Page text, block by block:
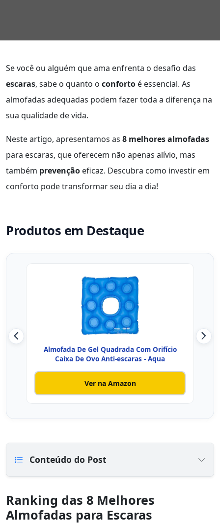
Se você ou alguém que ama enfrenta o desafio das
escaras, sabe o quanto o conforto é essencial. As
almofadas adequadas podem fazer toda a diferença na
sua qualidade de vida.
Neste artigo, apresentamos as 8 melhores almofadas
para escaras, que oferecem não apenas alívio, mas
também prevenção eficaz. Descubra como investir em
conforto pode transformar seu dia a dia!
Produtos em Destaque
Almofada De Gel Quadrada Com Orifício
Caixa De Ovo Anti-escaras - Aqua
Ver na Amazon
Conteúdo do Post
Ranking das 8 Melhores
Almofadas para Escaras